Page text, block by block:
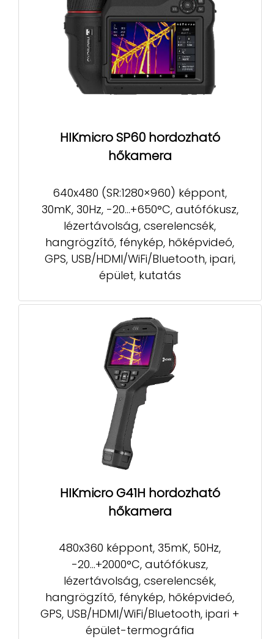
HIKmicro SP60 hordozható
hőkamera
640x480 (SR:1280×960) képpont,
30mK, 30Hz, -20...+650°C, autófókusz,
lézertávolság, cserelencsék,
hangrögzítő, fénykép, hőképvideó,
GPS, USB/HDMI/WiFi/Bluetooth, ipari,
épület, kutatás
HIKmicro G41H hordozható
hőkamera
480x360 képpont, 35mK, 50Hz,
-20...+2000°C, autófókusz,
lézertávolság, cserelencsék,
hangrögzítő, fénykép, hőképvideó,
GPS, USB/HDMI/WiFi/Bluetooth, ipari +
épület-termográfia